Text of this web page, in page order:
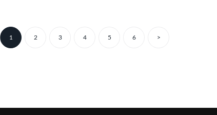
Posts
pagination
1 2 3 4 5 6 >